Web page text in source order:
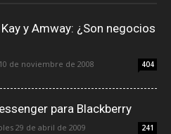
y Amway: ¿Son negocios
de noviembre de 2008 404
para Blackberry
29 de abril de 2009 241